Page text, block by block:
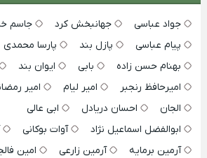
جواد عباسی جهانبخش کرد
جاسم
پیام عباسی
پازل بند پارسا محمدی
بهنام حسن زاده
بابی ایوان بند
امیرحافظ رنجبر
امیر لیام امیر
الجان
احسان دریادل
ابی عالی
ابوالفضل اسماعیل نژاد
آوات بوکانی
آرمین برمایه
آرمین زارعی امین